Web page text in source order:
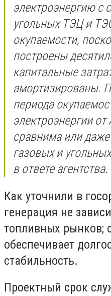
электроэнергию с
угольных ТЭЦ и
окупаемости,
построены
капитальные
амортизированы.
периода
электроэнергии
сравнима или
газовых и
в ответе агентства.
Как уточнили в
генерация не
топливных рынков;
обеспечивает
стабильность.
Проектный срок